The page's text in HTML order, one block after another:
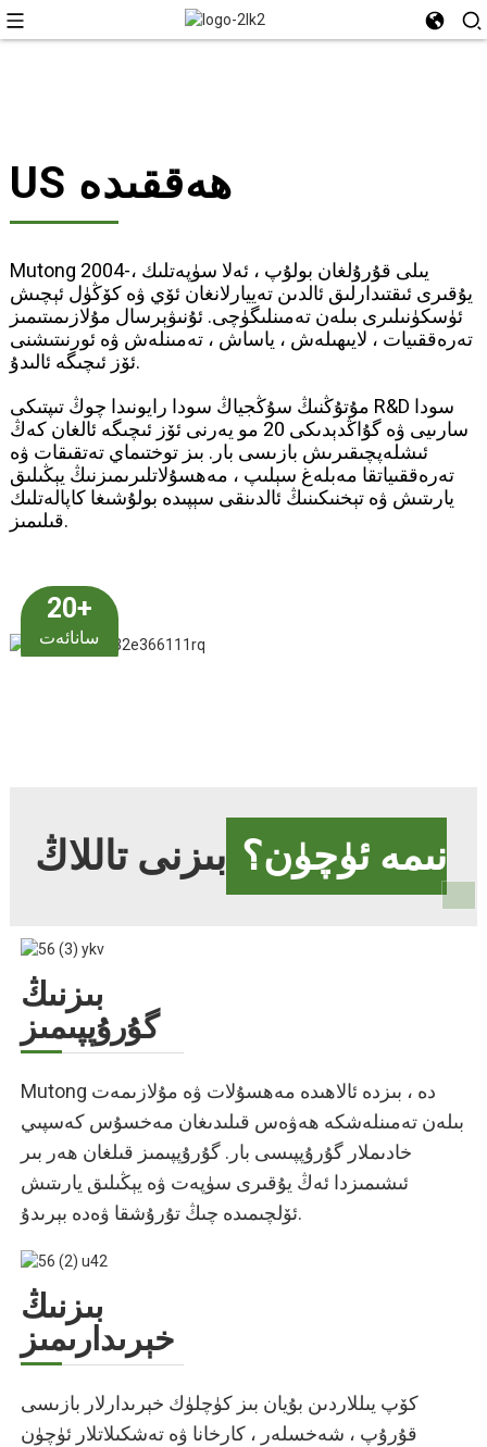
US ھەققىدە
Mutong 2004-يىلى قۇرۇلغان بولۇپ ، ئەلا سۈپەتلىك ،
يۇقىرى ئىقتىدارلىق ئالدىن تەييارلانغان ئۆي ۋە كۆڭۈل ئېچىش
ئۈسكۈنىلىرى بىلەن تەمىنلىگۈچى. ئۇنىۋېرسال مۇلازىمىتىمىز
تەرەققىيات ، لايىھىلەش ، ياساش ، تەمىنلەش ۋە ئورنىتىشنى
ئۆز ئىچىگە ئالىدۇ.
مۇتۇڭنىڭ سۇڭجياڭ سودا رايونىدا چوڭ تىپتىكى R&D سودا
سارىيى ۋە گۇاڭدېدىكى 20 مو يەرنى ئۆز ئىچىگە ئالغان كەڭ
ئىشلەپچىقىرىش بازىسى بار. بىز توختىماي تەتقىقات ۋە
تەرەققىياتقا مەبلەغ سېلىپ ، مەھسۇلاتلىرىمىزنىڭ يېڭىلىق
يارىتىش ۋە تېخنىكىنىڭ ئالدىنقى سېپىدە بولۇشىغا كاپالەتلىك
قىلىمىز.
20+
سانائەت
تەجرىبىسى
نىمە ئۈچۈن؟ بىزنى تاللاڭ
بىزنىڭ
گۇرۇپپىمىز
Mutong دە ، بىزدە ئالاھىدە مەھسۇلات ۋە مۇلازىمەت
بىلەن تەمىنلەشكە ھەۋەس قىلىدىغان مەخسۇس كەسپىي
خادىملار گۇرۇپپىسى بار. گۇرۇپپىمىز قىلغان ھەر بىر
ئىشىمىزدا ئەڭ يۇقىرى سۈپەت ۋە يېڭىلىق يارىتىش
ئۆلچىمىدە چىڭ تۇرۇشقا ۋەدە بېرىدۇ.
بىزنىڭ
خېرىدارىمىز
كۆپ يىللاردىن بۇيان بىز كۈچلۈك خېرىدارلار بازىسى
قۇرۇپ ، شەخسلەر ، كارخانا ۋە تەشكىلاتلار ئۈچۈن